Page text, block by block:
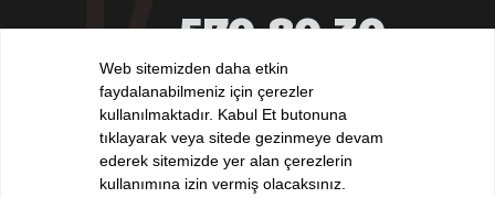
570 80 30
+90 532532 32 32
iletisim@elvankilic.com
FOLLOW US !
Web sitemizden daha etkin
faydalanabilmeniz için çerezler
kullanılmaktadır. Kabul Et butonuna
tıklayarak veya sitede gezinmeye devam
ederek sitemizde yer alan çerezlerin
kullanımına izin vermiş olacaksınız.